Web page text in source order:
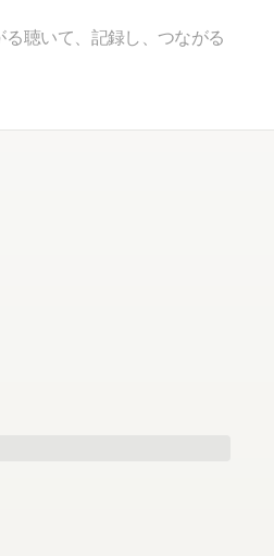
る聴いて、記録し、つながる